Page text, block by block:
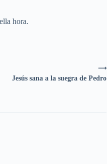
hora.
⟶
Jesús sana a la suegra de Pedro